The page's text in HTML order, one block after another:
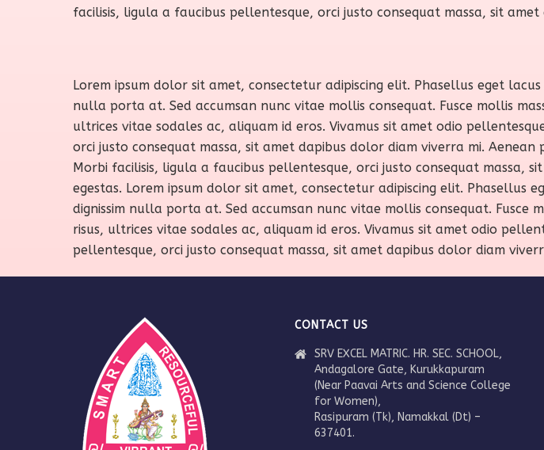
facilisis, ligula a faucibus pellentesque, orci justo consequat massa, sit
Lorem ipsum dolor sit amet, consectetur adipiscing elit. Phasellus eget
nulla porta at. Sed accumsan nunc vitae mollis consequat. Fusce mollis
ultrices vitae sodales ac, aliquam id eros. Vivamus sit amet odio
orci justo consequat massa, sit amet dapibus dolor diam viverra mi.
Morbi facilisis, ligula a faucibus pellentesque, orci justo consequat massa,
egestas. Lorem ipsum dolor sit amet, consectetur adipiscing elit. Phasellus
dignissim nulla porta at. Sed accumsan nunc vitae mollis consequat.
risus, ultrices vitae sodales ac, aliquam id eros. Vivamus sit amet odio
pellentesque, orci justo consequat massa, sit amet dapibus dolor diam
CONTACT US
SRV EXCEL MATRIC. HR. SEC. SCHOOL,
Andagalore Gate, Kurukkapuram
(Near Paavai Arts and Science College
for Women),
Rasipuram (Tk), Namakkal (Dt) –
637401.